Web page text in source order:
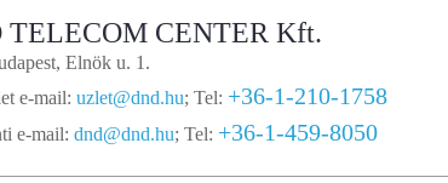
TELECOM CENTER Kft.
Elnök u. 1.
e-mail: uzlet@dnd.hu; Tel: +36-1-210-1758
e-mail: dnd@dnd.hu; Tel: +36-1-459-8050